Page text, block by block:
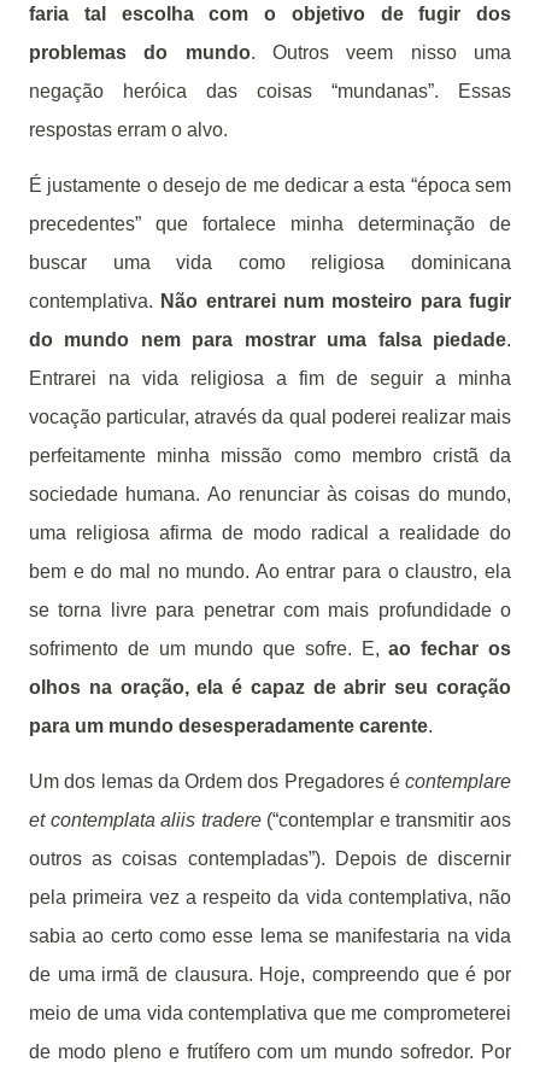
faria tal escolha com o objetivo de fugir dos
problemas do mundo. Outros veem nisso uma
negação heróica das coisas “mundanas”. Essas
respostas erram o alvo.
É justamente o desejo de me dedicar a esta “época sem
precedentes” que fortalece minha determinação de
buscar uma vida como religiosa dominicana
contemplativa. Não entrarei num mosteiro para fugir
do mundo nem para mostrar uma falsa piedade.
Entrarei na vida religiosa a fim de seguir a minha
vocação particular, através da qual poderei realizar mais
perfeitamente minha missão como membro cristã da
sociedade humana. Ao renunciar às coisas do mundo,
uma religiosa afirma de modo radical a realidade do
bem e do mal no mundo. Ao entrar para o claustro, ela
se torna livre para penetrar com mais profundidade o
sofrimento de um mundo que sofre. E,ao fechar os
olhos na oração, ela é capaz de abrir seu coração
para um mundo desesperadamente carente.
Um dos lemas da Ordem dos Pregadores é contemplare
et contemplata aliis tradere(“contemplar e transmitir aos
outros as coisas contempladas”). Depois de discernir
pela primeira vez a respeito da vida contemplativa, não
sabia ao certo como esse lema se manifestaria na vida
de uma irmã de clausura. Hoje, compreendo que é por
meio de uma vida contemplativa que me comprometerei
de modo pleno e frutífero com um mundo sofredor. Por